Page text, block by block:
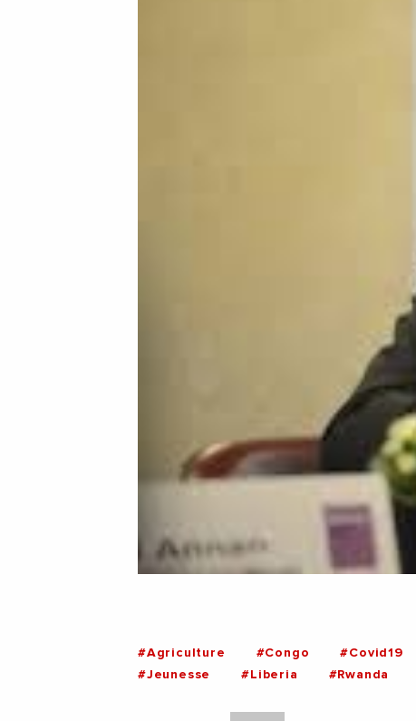
#Agriculture #Congo #Covid19
#Jeunesse
#Liberia #Rwanda